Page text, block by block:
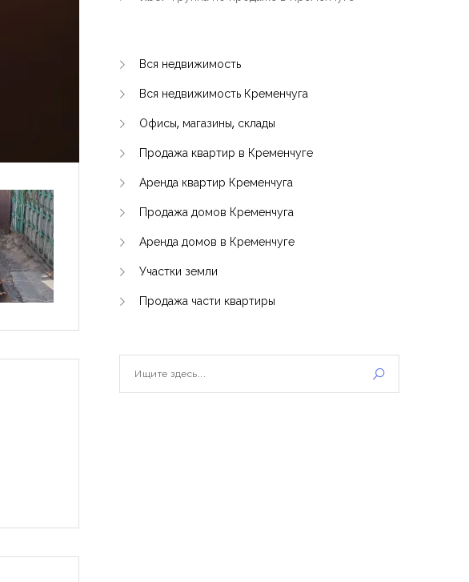
Вся недвижимость
Вся недвижимость Кременчуга
Офисы, магазины, склады
Продажа квартир в Кременчуге
Аренда квартир Кременчуга
Продажа домов Кременчуга
Аренда домов в Кременчуге
Участки земли
Продажа части квартиры